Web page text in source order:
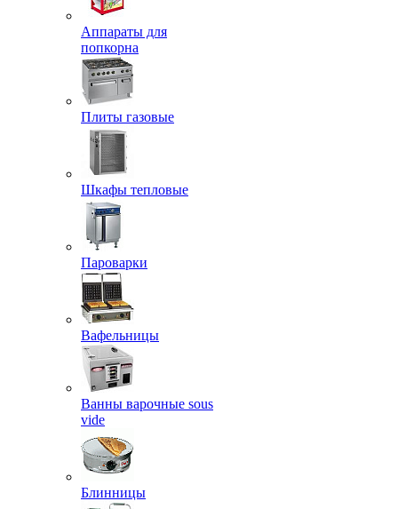
Аппараты для
попкорна
Плиты газовые
Шкафы тепловые
Пароварки
Вафельницы
Ванны варочные sous
vide
Блинницы